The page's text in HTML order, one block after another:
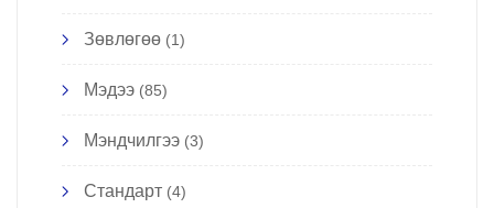
Зөвлөгөө (1)
Мэдээ (85)
Мэндчилгээ (3)
Стандарт (4)